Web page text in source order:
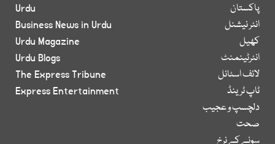
پاکستان
انٹر نیشنل
کھیل
انٹرٹینمنٹ
لائف اسٹائل
ٹاپ ٹرینڈ
دلچسپ و عجیب
صحت
سونے کے نرخ
Urdu
Business News in Urdu
Urdu Magazine
Urdu Blogs
The Express Tribune
Express Entertainment